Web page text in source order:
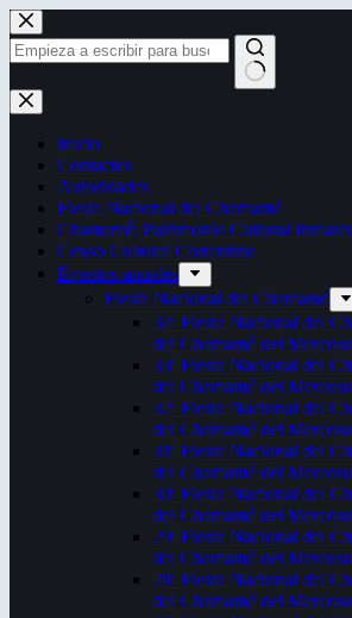
Saltar
al
contenido
Sin
resultados
Inicio
Contactos
Autoridades
Fiesta Nacional del Chamamé
Chamamé: Patrimonio Cultural
Censo Cultural Correntino
Eventos anuales
Fiesta Nacional del Chamamé
34ª Fiesta Nacional del
del Chamamé del
33ª Fiesta Nacional del
del Chamamé del
32ª Fiesta Nacional del
del Chamamé del
31ª Fiesta Nacional del
del Chamamé del
30ª Fiesta Nacional del
del Chamamé del
29ª Fiesta Nacional del
del Chamamé del
28ª Fiesta Nacional del
del Chamamé del